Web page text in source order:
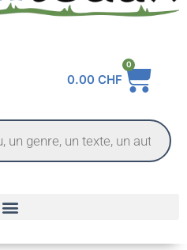
0.00 CHF
0